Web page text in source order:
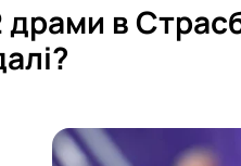
драми в